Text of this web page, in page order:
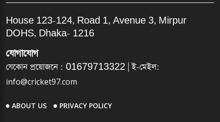
House 123-124, Road 1, Avenue 3, Mirpur
DOHS, Dhaka- 1216
যোগাযোগ
যেকোন প্রয়োজনে : 01679713322 | ই-মেইল:
info@cricket97.com
ABOUT US PRIVACY POLICY